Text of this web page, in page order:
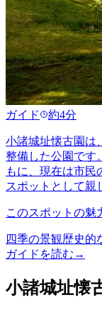
ガイド 約4分
小諸城址懐古園は
整備した公園です
もに、現在は市民
スポットとして親
このスポットの魅
四季の景観歴史的
ガイドを読む →
小諸城址懐